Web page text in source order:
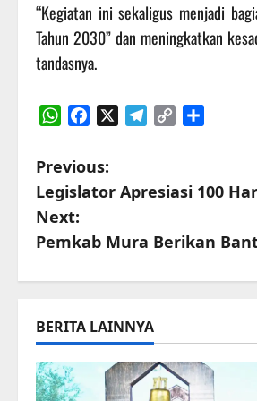
“Kegiatan ini sekaligus menjadi
Tahun 2030” dan meningkatkan
tandasnya.
WhatsAppFacebook Telegram
Copy
P
o
s
t
n
a
Previous:
Legislator Apresiasi 100
Next:
Pemkab Mura Berikan
BERITA LAINNYA